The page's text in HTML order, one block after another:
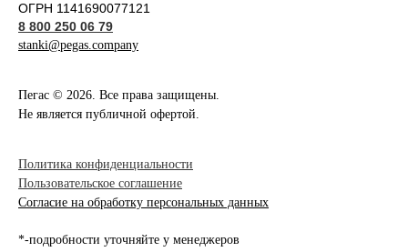
ОГРН 1141690077121
8 800 250 06 79
stanki@pegas.company
Пегас © 2026. Все права защищены.
Не является публичной офертой.
Политика конфиденциальности
Пользовательское соглашение
Согласие на обработку персональных данных
*-подробности уточняйте у менеджеров